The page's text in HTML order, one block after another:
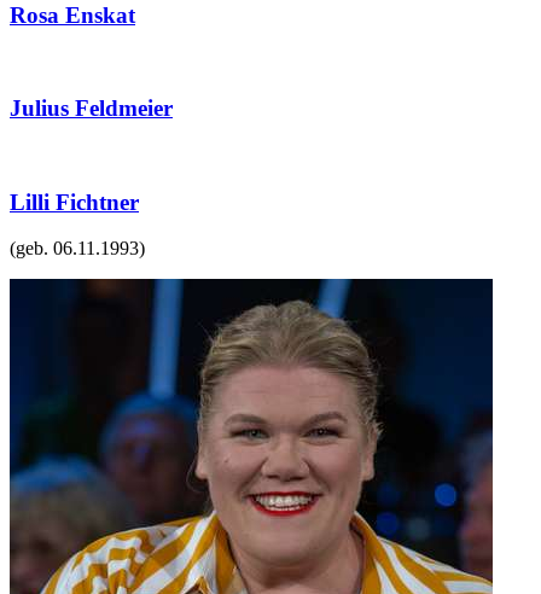
Rosa Enskat
Julius Feldmeier
Lilli Fichtner
(geb. 06.11.1993)